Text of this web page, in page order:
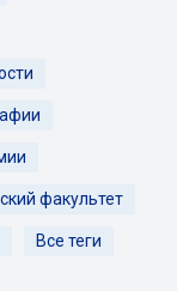
факультет
Все теги